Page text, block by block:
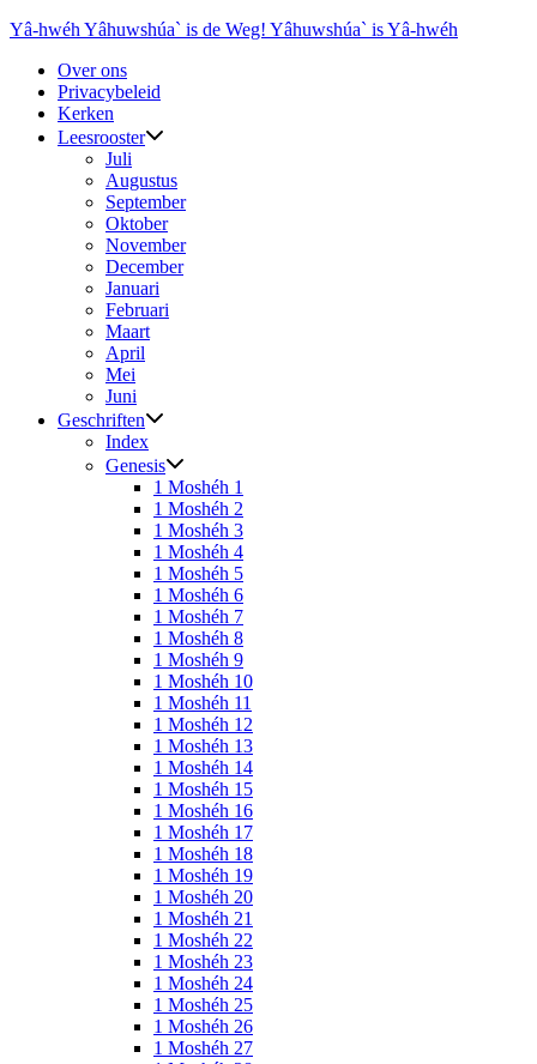
Ga
inhoud
Yâ-hwéh Yâhuwshúa` is de Weg! Yâhuwshúa` is Yâ-hwéh
Over ons
Privacybeleid
Kerken
Leesrooster
Juli
Augustus
September
Oktober
November
December
Januari
Februari
Maart
April
Mei
Juni
Geschriften
Index
Genesis
1 Moshéh 1
1 Moshéh 2
1 Moshéh 3
1 Moshéh 4
1 Moshéh 5
1 Moshéh 6
1 Moshéh 7
1 Moshéh 8
1 Moshéh 9
1 Moshéh 10
1 Moshéh 11
1 Moshéh 12
1 Moshéh 13
1 Moshéh 14
1 Moshéh 15
1 Moshéh 16
1 Moshéh 17
1 Moshéh 18
1 Moshéh 19
1 Moshéh 20
1 Moshéh 21
1 Moshéh 22
1 Moshéh 23
1 Moshéh 24
1 Moshéh 25
1 Moshéh 26
1 Moshéh 27